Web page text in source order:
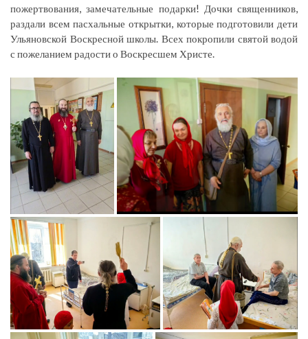
пожертвования, замечательные подарки! Дочки священников,
раздали всем пасхальные открытки, которые подготовили дети
Ульяновской Воскресной школы. Всех покропили святой водой
с пожеланием радости о Воскресшем Христе.